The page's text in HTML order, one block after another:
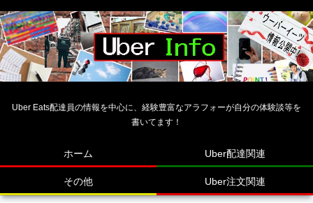
Uber Eats配達員の情報を中心に、経験豊富なアラフォーが自分の体験談等を
書いてます！
ホーム Uber配達関連
その他 Uber注文関連